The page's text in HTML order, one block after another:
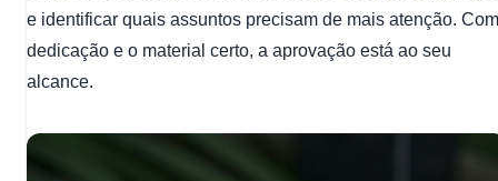
e identificar quais assuntos precisam de mais atenção. Com
dedicação e o material certo, a aprovação está ao seu
alcance.